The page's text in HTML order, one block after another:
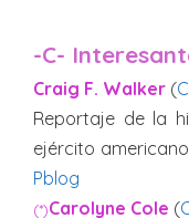
-C-
Craig F. Walker (
Reportaje de la
ejército
Pblog
(*)Carolyne Cole (